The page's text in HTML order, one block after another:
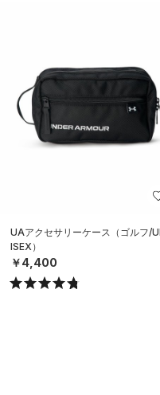
UAアクセサリーケース（ゴルフ/
ISEX）
￥4,400